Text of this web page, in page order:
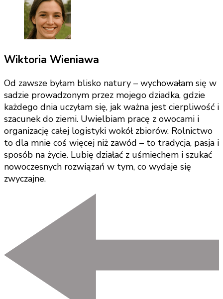
Wiktoria Wieniawa
Od zawsze byłam blisko natury – wychowałam się w
sadzie prowadzonym przez mojego dziadka, gdzie
każdego dnia uczyłam się, jak ważna jest cierpliwość i
szacunek do ziemi. Uwielbiam pracę z owocami i
organizację całej logistyki wokół zbiorów. Rolnictwo
to dla mnie coś więcej niż zawód – to tradycja, pasja i
sposób na życie. Lubię działać z uśmiechem i szukać
nowoczesnych rozwiązań w tym, co wydaje się
zwyczajne.